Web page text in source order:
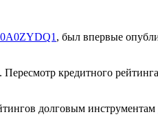
, был впервые
кредитного
долговым инструментам